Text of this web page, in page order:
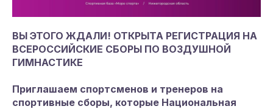
ВЫ ЭТОГО ЖДАЛИ! ОТКРЫТА РЕГИСТРАЦИЯ НА
ВСЕРОССИЙСКИЕ СБОРЫ ПО ВОЗДУШНОЙ
ГИМНАСТИКЕ
Приглашаем спортсменов и тренеров на
спортивные сборы, которые Национальная